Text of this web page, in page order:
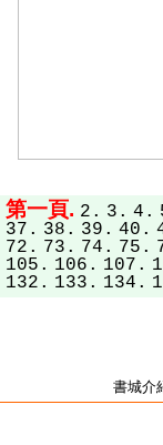
第一頁. 2. 3. 4.
37. 38. 39. 40.
72. 73. 74. 75.
105. 106. 107.
132. 133. 134.
書城介